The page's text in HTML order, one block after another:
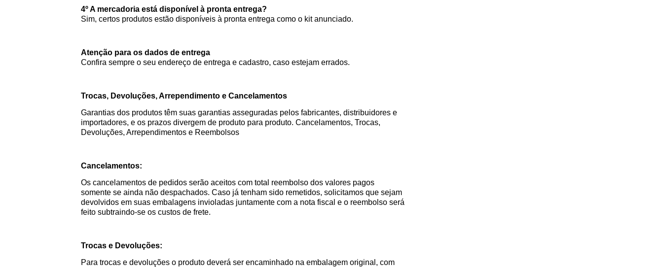
4º A mercadoria está disponível à pronta entrega?
Sim, certos produtos estão disponíveis à pronta entrega como o kit anunciado.
Atenção para os dados de entrega
Confira sempre o seu endereço de entrega e cadastro, caso estejam errados.
Trocas, Devoluções, Arrependimento e Cancelamentos
Garantias dos produtos têm suas garantias asseguradas pelos fabricantes, distribuidores e
importadores, e os prazos divergem de produto para produto. Cancelamentos, Trocas,
Devoluções, Arrependimentos e Reembolsos
Cancelamentos:
Os cancelamentos de pedidos serão aceitos com total reembolso dos valores pagos
somente se ainda não despachados. Caso já tenham sido remetidos, solicitamos que sejam
devolvidos em suas embalagens invioladas juntamente com a nota fiscal e o reembolso será
feito subtraindo-se os custos de frete.
Trocas e Devoluções:
Para trocas e devoluções o produto deverá ser encaminhado na embalagem original, com